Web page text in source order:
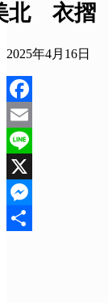
北 衣摺
2025年4月16日
Facebook
Email
Line
X
Messenger